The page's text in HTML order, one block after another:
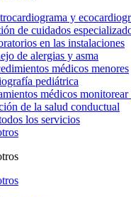
y
de cuidados
en las instalaciones
de alergias y asma
médicos menores
pediátrica
médicos
de la salud conductual
los servicios